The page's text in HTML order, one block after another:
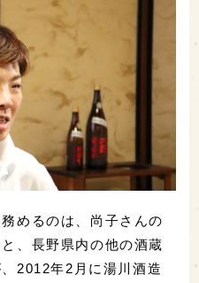
めるのは、尚子さんの
、長野県内の他の酒蔵
2012年2月に湯川酒造